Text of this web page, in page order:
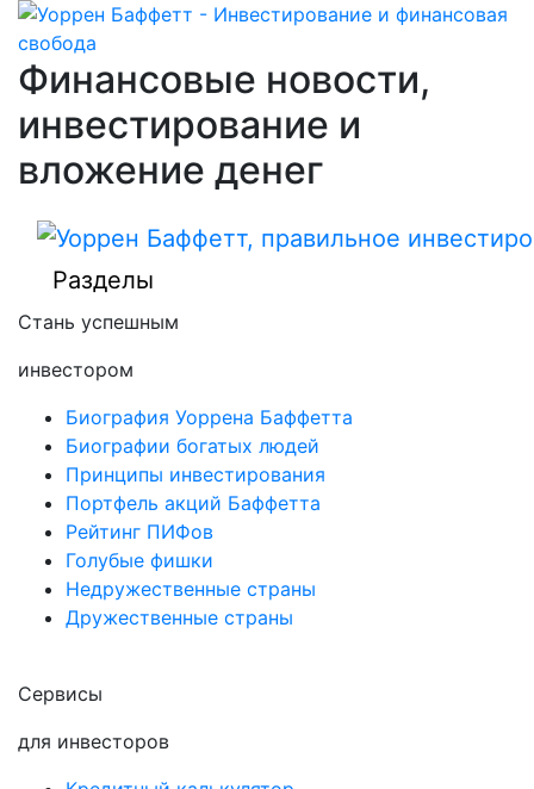
Финансовые новости,
инвестирование и
вложение денег
Разделы
Стань успешным
инвестором
Биография Уоррена Баффетта
Биографии богатых людей
Принципы инвестирования
Портфель акций Баффетта
Рейтинг ПИФов
Голубые фишки
Недружественные страны
Дружественные страны
Сервисы
для инвесторов